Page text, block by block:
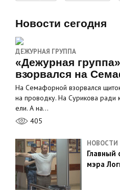
Новости сегодня
ДЕЖУРНАЯ ГРУППА
«Дежурная
взорвался на
На Семафорной взорвался
на проводку. На Сурикова ради
ели. А на…
405
НОВОСТИ
Главный
мэра